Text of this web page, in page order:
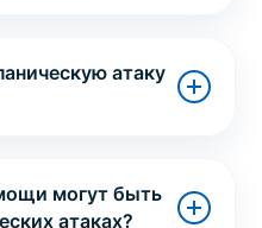
атаку
могут быть
атаках?